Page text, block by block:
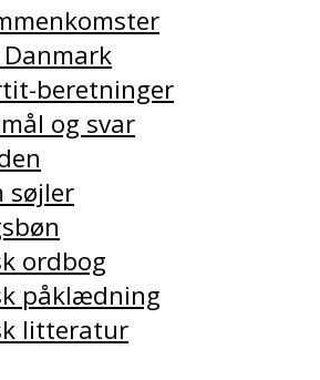
beretninger
og svar
søjler
ordbog
påklædning
litteratur